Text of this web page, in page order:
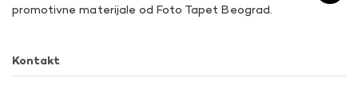
promotivne materijale od Foto Tapet Beograd.
Kontakt